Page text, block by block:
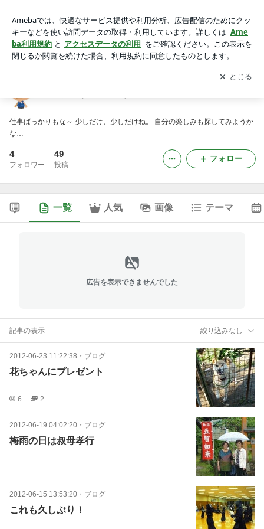
アプリをダウンロードして ブログの更新通知
を受け取りまし
ょう。
開く
仕事ばっかりもな～ 少しだけ、少しだけね。 自分の楽しみも探してみようか
な…
4
フォロワー
49
投稿
フォロー
一覧 人気 画像 テーマ
広告を表示できませんでした
記事の表示 絞り込みなし
2012-06-23 11:22:38 ・ ブログ
花ちゃんにプレゼント
6 2
2012-06-19 04:02:20 ・ ブログ
梅雨の日は叔母孝行
2012-06-15 13:53:20 ・ ブログ
これも久しぶり！